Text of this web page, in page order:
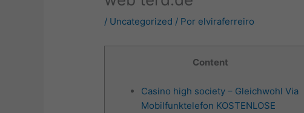
/ Uncategorized / Por elviraferreiro
Content
Casino high society – Gleichwohl Via
Mobilfunktelefon KOSTENLOSE